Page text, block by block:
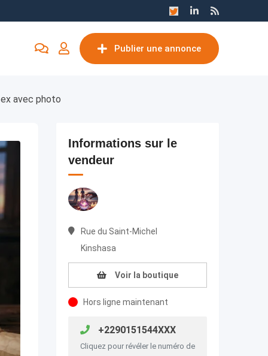
Publier une annonce
avec photo
Informations sur le
vendeur
Rue du Saint-Michel
Kinshasa
Voir la boutique
Hors ligne maintenant
+2290151544XXX
Cliquez pour révéler le numéro de